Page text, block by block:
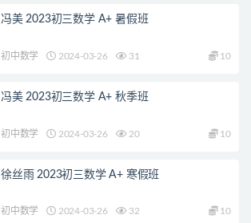
冯美 2023初三数学 A+ 暑假班
初中数学 2024-03-26 31 10
冯美 2023初三数学 A+ 秋季班
初中数学 2024-03-26 20 10
徐丝雨 2023初三数学 A+ 寒假班
初中数学 2024-03-26 32 10